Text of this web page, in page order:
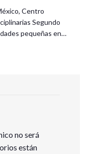
Centro
Segundo
pequeñas en…
no será
están